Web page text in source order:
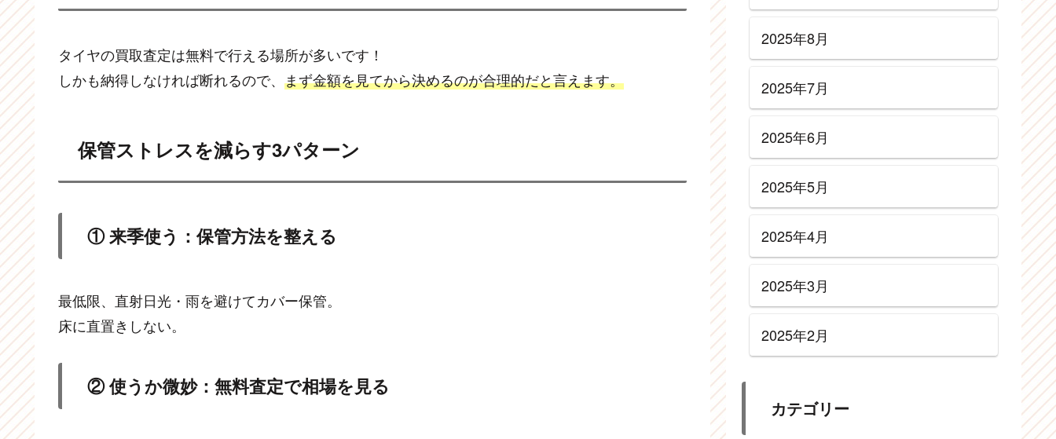
タイヤの買取査定は無料で行える場所が多いです！
しかも納得しなければ断れるので、 まず金額を見てから決めるのが合理的だと言えます。
保管ストレスを減らす3パターン
① 来季使う：保管方法を整える
最低限、直射日光・雨を避けてカバー保管。
床に直置きしない。
② 使うか微妙：無料査定で相場を見る
2025年8月
2025年7月
2025年6月
2025年5月
2025年4月
2025年3月
2025年2月
カテゴリー